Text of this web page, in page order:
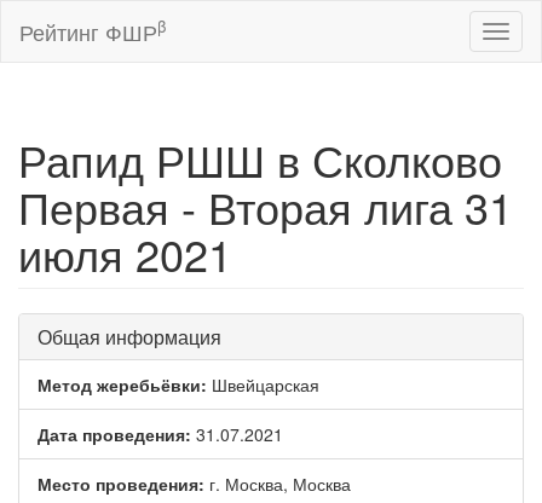
Рейтинг ФШРβ
Рапид РШШ в Сколково
Первая - Вторая лига 31
июля 2021
Общая информация
Метод жеребьёвки: Швейцарская
Дата проведения: 31.07.2021
Место проведения: г. Москва, Москва